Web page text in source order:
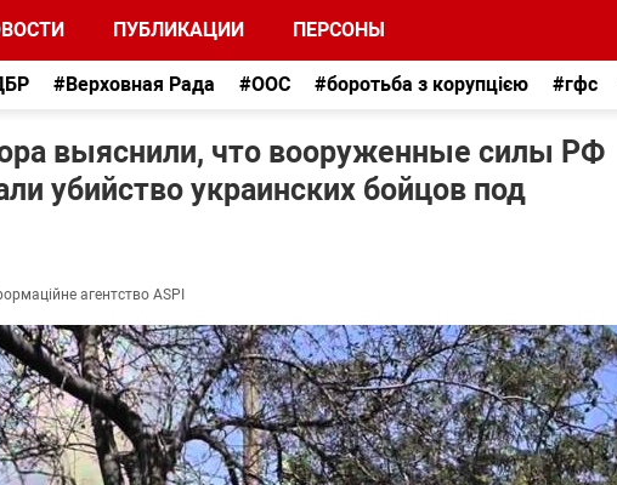
ПУБЛИКАЦИИ ПЕРСОНЫ
#Верховная Рада #ООС #боротьба з корупцією #гфс
выяснили, что вооруженные силы РФ
убийство украинских бойцов под
агентство ASPI